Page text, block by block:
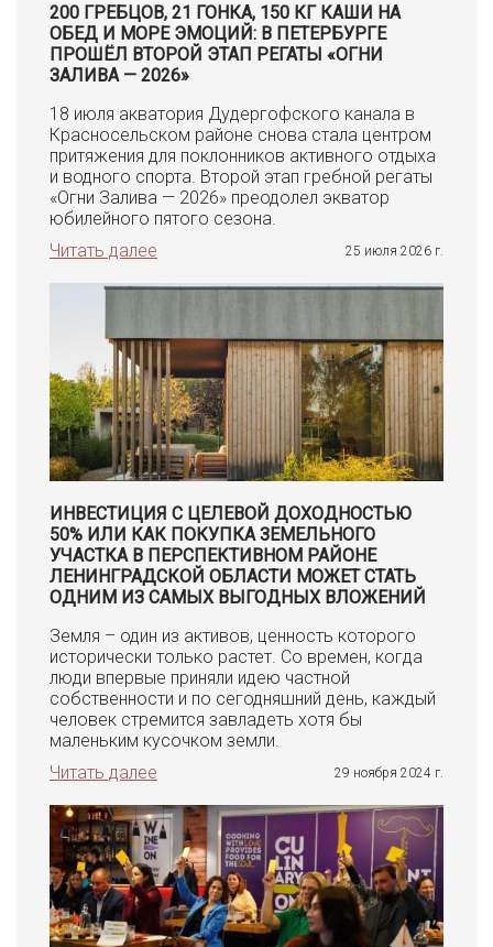
200 ГРЕБЦОВ, 21 ГОНКА, 150 КГ КАШИ НА
ОБЕД И МОРЕ ЭМОЦИЙ: В ПЕТЕРБУРГЕ
ПРОШЁЛ ВТОРОЙ ЭТАП РЕГАТЫ «ОГНИ
ЗАЛИВА — 2026»
18 июля акватория Дудергофского канала в
Красносельском районе снова стала центром
притяжения для поклонников активного отдыха
и водного спорта. Второй этап гребной регаты
«Огни Залива — 2026» преодолел экватор
юбилейного пятого сезона.
Читать далее
25 июля 2026 г.
ИНВЕСТИЦИЯ С ЦЕЛЕВОЙ ДОХОДНОСТЬЮ
50% ИЛИ КАК ПОКУПКА ЗЕМЕЛЬНОГО
УЧАСТКА В ПЕРСПЕКТИВНОМ РАЙОНЕ
ЛЕНИНГРАДСКОЙ ОБЛАСТИ МОЖЕТ СТАТЬ
ОДНИМ ИЗ САМЫХ ВЫГОДНЫХ ВЛОЖЕНИЙ
Земля – один из активов, ценность которого
исторически только растет. Со времен, когда
люди впервые приняли идею частной
собственности и по сегодняшний день, каждый
человек стремится завладеть хотя бы
маленьким кусочком земли.
Читать далее
29 ноября 2024 г.